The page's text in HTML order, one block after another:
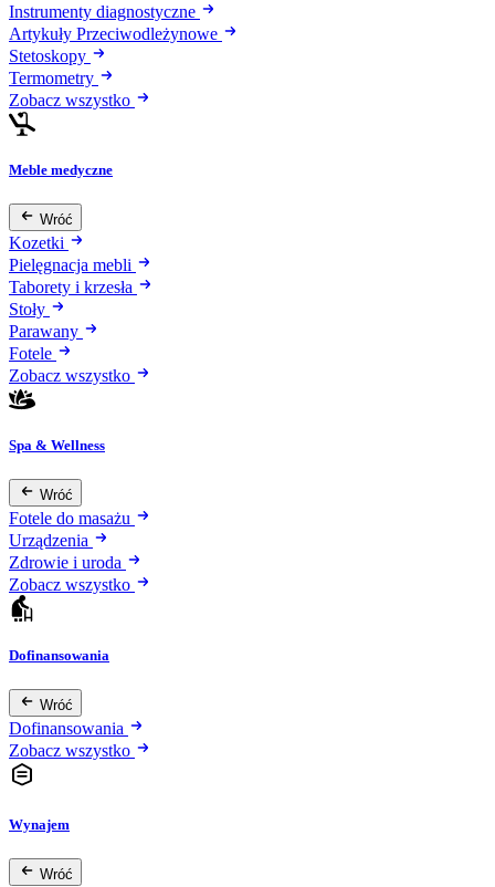
Instrumenty diagnostyczne
Artykuły Przeciwodleżynowe
Stetoskopy
Termometry
Zobacz wszystko
Meble medyczne
Wróć
Kozetki
Pielęgnacja mebli
Taborety i krzesła
Stoły
Parawany
Fotele
Zobacz wszystko
Spa & Wellness
Wróć
Fotele do masażu
Urządzenia
Zdrowie i uroda
Zobacz wszystko
Dofinansowania
Wróć
Dofinansowania
Zobacz wszystko
Wynajem
Wróć